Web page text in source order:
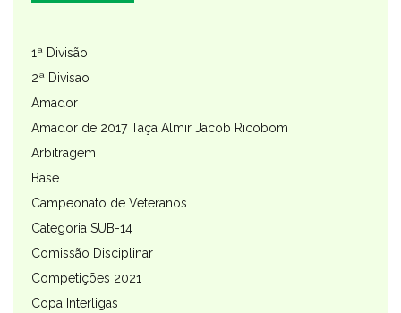
1ª Divisão
2ª Divisao
Amador
Amador de 2017 Taça Almir Jacob Ricobom
Arbitragem
Base
Campeonato de Veteranos
Categoria SUB-14
Comissão Disciplinar
Competições 2021
Copa Interligas